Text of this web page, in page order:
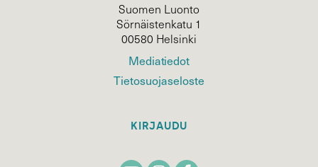
Suomen Luonto
Sörnäistenkatu 1
00580 Helsinki
Mediatiedot
Tietosuojaseloste
KIRJAUDU